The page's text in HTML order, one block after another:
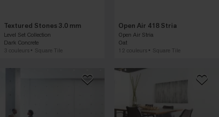
Textured Stones 3.0 mm
Level Set Collection
Dark Concrete
3 couleurs
Square Tile
Open Air 418 Stria
Open Air Stria
Oat
12 couleurs
Square Tile